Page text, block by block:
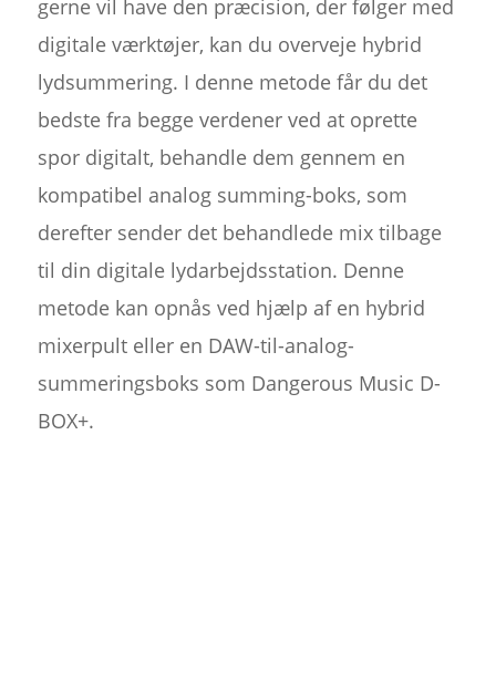
gerne vil have den præcision, der følger med
digitale værktøjer, kan du overveje hybrid
lydsummering. I denne metode får du det
bedste fra begge verdener ved at oprette
spor digitalt, behandle dem gennem en
kompatibel analog summing-boks, som
derefter sender det behandlede mix tilbage
til din digitale lydarbejdsstation. Denne
metode kan opnås ved hjælp af en hybrid
mixerpult eller en DAW-til-analog-
summeringsboks som Dangerous Music D-
BOX+.